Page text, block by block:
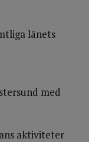
länets
med
aktiviteter